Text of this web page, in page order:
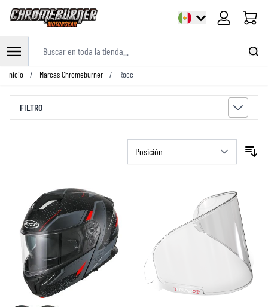
Ir al contenido
Inicio / Marcas Chromeburner / Rocc
FILTRO